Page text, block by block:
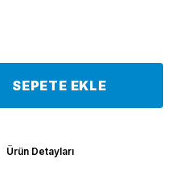
SEPETE EKLE
Ürün Detayları